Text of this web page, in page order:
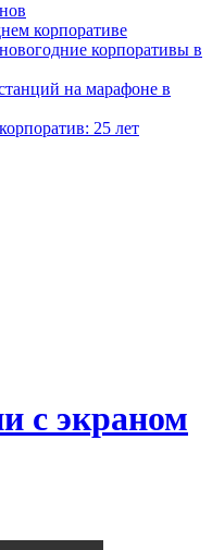
корпоративе
корпоративы в
на марафоне в
25 лет
с экраном